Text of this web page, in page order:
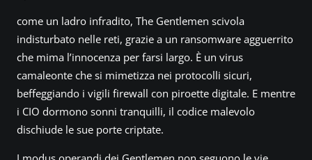
come un ladro infradito, The Gentlemen scivola
indisturbato nelle reti, grazie a un ransomware agguerrito
che mima l’innocenza per farsi largo. È un virus
camaleonte che si mimetizza nei protocolli sicuri,
beffeggiando i vigili firewall con piroette digitale. E mentre
i CIO dormono sonni tranquilli, il codice malevolo
dischiude le sue porte criptate.